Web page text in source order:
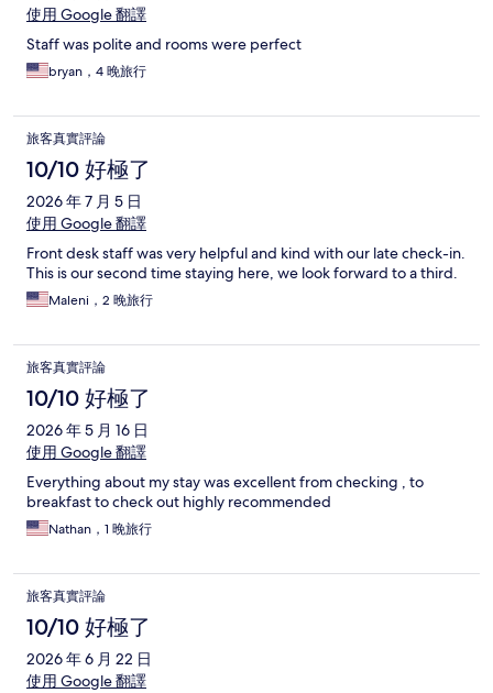
使用 Google 翻譯
Staff was polite and rooms were perfect
bryan，4 晚旅行
旅客真實評論
10/10 好極了
2026 年 7 月 5 日
使用 Google 翻譯
Front desk staff was very helpful and kind with our late check-in.
This is our second time staying here, we look forward to a third.
Maleni，2 晚旅行
旅客真實評論
10/10 好極了
2026 年 5 月 16 日
使用 Google 翻譯
Everything about my stay was excellent from checking , to
breakfast to check out highly recommended
Nathan，1 晚旅行
旅客真實評論
10/10 好極了
2026 年 6 月 22 日
使用 Google 翻譯